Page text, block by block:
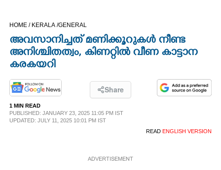
CINEMA
OPINION
PHOTOS
LIFESTYLE
HOME / KERALA /GENERAL
അവസാനിച്ചത് മണിക്കൂറുകൾ നീണ്ട
അനിശ്ചിതത്വം,​ കിണറ്റിൽ വീണ കാട്ടാന
കരകയറി
Share
1 MIN READ
PUBLISHED: JANUARY 23, 2025 11:05 PM IST
UPDATED: JULY 11, 2025 10:01 PM IST
READ ENGLISH VERSION
ADVERTISEMENT